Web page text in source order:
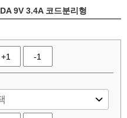
9V 3.4A 코드분리형
+1 -1